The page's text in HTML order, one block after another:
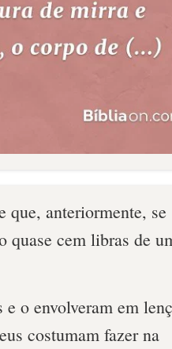
que, anteriormente, se
quase cem libras de
o envolveram em
costumam fazer na